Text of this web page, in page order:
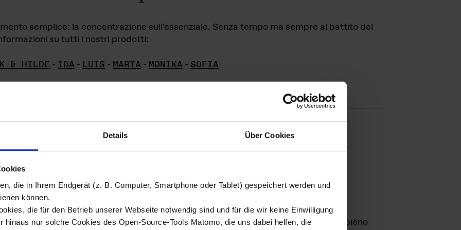
Details Über Cookies
die in Ihrem Endgerät (z. B. Computer, Smartphone oder Tablet) gespeichert werden und
können.
die für den Betrieb unserer Webseite notwendig sind und für die wir keine Einwilligung
hinaus nur solche Cookies des Open-Source-Tools Matomo, die uns dabei helfen, die
semplice: la concentrazione sull'essenziale. Senza tempo ma sempre al battito del
su tutti i nostri prodotti:
& HILDE - IDA - LUIS - MARTA - MONIKA - SOFIA
di immagini
materiale fotografico sono detenuti daDas ganze LebenGmbH e rimangono in pieno